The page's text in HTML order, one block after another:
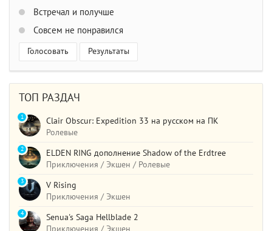
Встречал и получше
Совсем не понравился
Голосовать Результаты
ТОП РАЗДАЧ
Clair Obscur: Expedition 33 на русском на ПК
Ролевые
1
ELDEN RING дополнение Shadow of the Erdtree
Приключения / Экшен / Ролевые
2
V Rising
Приключения / Экшен
3
Senua's Saga Hellblade 2
Приключения / Экшен
4